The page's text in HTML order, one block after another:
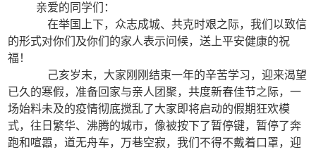
亲爱的同学们：
在举国上下，众志成城、共克时艰之际，我们以致信
的形式对你们及你们的家人表示问候，送上平安健康的祝
福！
己亥岁末，大家刚刚结束一年的辛苦学习，迎来渴望
已久的寒假，准备回家与亲人团聚，共度新春佳节之际，一
场始料未及的疫情彻底搅乱了大家即将启动的假期狂欢模
式，往日繁华、沸腾的城市，像被按下了暂停键，暂停了奔
跑和喧嚣，道无舟车，万巷空寂，我们不得不戴着口罩，迎